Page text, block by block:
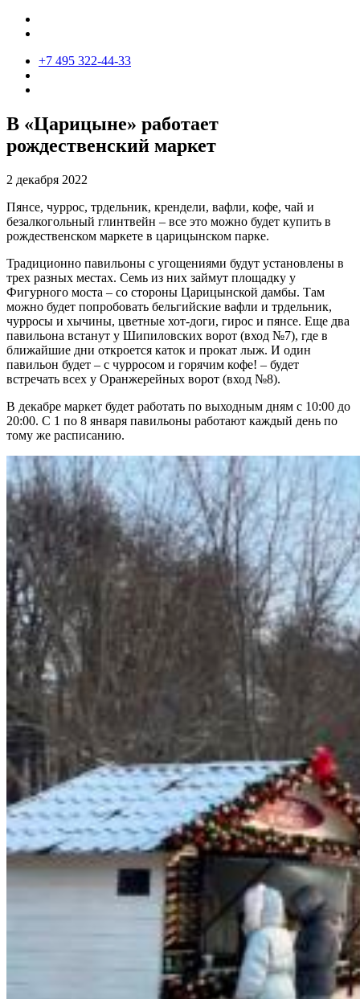
+7 495 322-44-33
В «Царицыне» работает
рождественский маркет
2 декабря 2022
Пянсе, чуррос, трдельник, крендели, вафли, кофе, чай и
безалкогольный глинтвейн – все это можно будет купить в
рождественском маркете в царицынском парке.
Традиционно павильоны с угощениями будут установлены в
трех разных местах. Семь из них займут площадку у
Фигурного моста – со стороны Царицынской дамбы. Там
можно будет попробовать бельгийские вафли и трдельник,
чурросы и хычины, цветные хот-доги, гирос и пянсе. Еще два
павильона встанут у Шипиловских ворот (вход №7), где в
ближайшие дни откроется каток и прокат лыж. И один
павильон будет – с чурросом и горячим кофе! – будет
встречать всех у Оранжерейных ворот (вход №8).
В декабре маркет будет работать по выходным дням с 10:00 до
20:00. С 1 по 8 января павильоны работают каждый день по
тому же расписанию.